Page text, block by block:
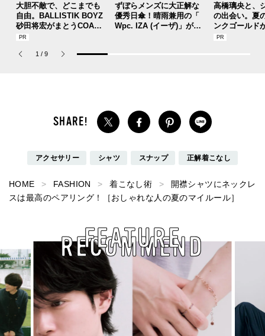
大胆不敵で、どこまでも
自由。BALLISTIK BOYZ
砂田将宏がまとうCOACH
の新作フレグランス「コ
パルファム」
ずぼらメンズに大正解な
優秀日傘！晴雨兼用の「
Wpc. IZA (イーザ)」があ
高橋璃央と、
の出会い。夏
ンクゴールド
SUMMER
1 / 9
アクセサリー シャツ スナップ 正解着こなし
HOME FASHION 着こなし術
開襟シャツにネックレ
スは最高のペアリング！［おしゃれな人の夏のマイルール］
RECOMMEND
FEATURE